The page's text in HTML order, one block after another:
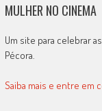
MULHER NO CINEMA
Um site para celebrar
Pécora.
Saiba mais e entre em